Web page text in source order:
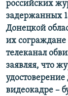
российских
задержанных
Донецкой
их сограждане
телеканал
заявляя, что
видеокадре –